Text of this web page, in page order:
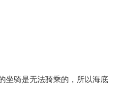
坐骑是无法骑乘的，所以海底